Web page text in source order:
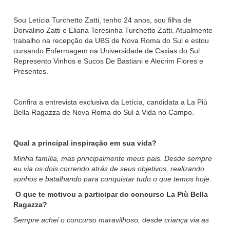
Sou Letícia Turchetto Zatti, tenho 24 anos, sou filha de
Dorvalino Zatti e Eliana Teresinha Turchetto Zatti. Atualmente
trabalho na recepção da UBS de Nova Roma do Sul e estou
cursando Enfermagem na Universidade de Caxias do Sul.
Represento Vinhos e Sucos De Bastiani e Alecrim Flores e
Presentes.
Confira a entrevista exclusiva da Letícia, candidata a La Più
Bella Ragazza de Nova Roma do Sul à Vida no Campo.
Qual a principal inspiração em sua vida?
Minha família, mas principalmente meus pais. Desde sempre
eu via os dois correndo atrás de seus objetivos, realizando
sonhos e batalhando para conquistar tudo o que temos hoje.
O que te motivou a participar do concurso La Più Bella
Ragazza?
Sempre achei o concurso maravilhoso, desde criança via as